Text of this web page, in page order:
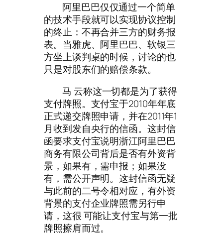
阿里巴巴仅仅通过一个简单
的技术手段就可以实现协议控制
的终止：不再合并三方的财务报
表。当雅虎、阿里巴巴、软银三
方坐上谈判桌的时候，讨论的也
只是对股东们的赔偿条款。
马 云称这一切都是为了获得
支付牌照。支付宝于2010年年底
正式递交牌照申请，并在2011年1
月收到发自央行的信函。这封信
函要求支付宝说明浙江阿里巴巴
商务有限公司背后是否有外资背
景，如果有，需申报；如果没
有，需公开声明。这封信函无疑
与此前的二号令相对应，有外资
背景的支付企业牌照需另行申
请，这很 可能让支付宝与第一批
牌照擦肩而过。